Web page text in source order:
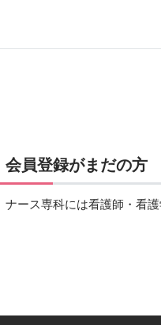
会員登録がまだの方
ナース専科には看護師・看